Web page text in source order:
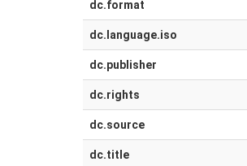
dc.format
dc.language.iso
dc.publisher
dc.rights
dc.source
dc.title